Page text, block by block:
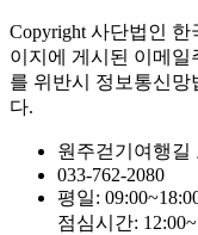
Copyright 사단법인
이지에 게시된 이메일
를 위반시 정보통신망
다.
원주걷기여행길
033-762-2080
평일:
점심시간: